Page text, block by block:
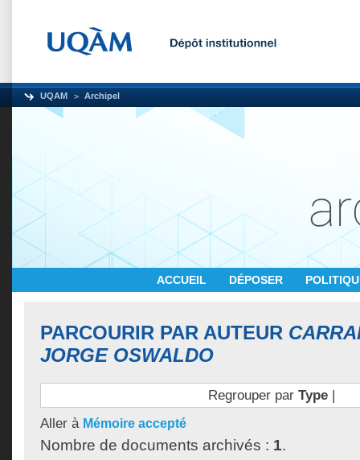
UQAM Archipel
ACCUEIL DÉPOSER
PARCOURIR PAR AUTEUR
JORGE OSWALDO
Regrouper par Type|
Aller à Mémoire accepté
Nombre de documents archivés : 1.